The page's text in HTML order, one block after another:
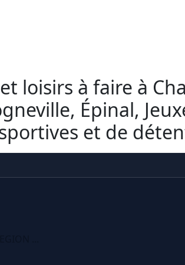
loisirs à faire à
Épinal,
et de